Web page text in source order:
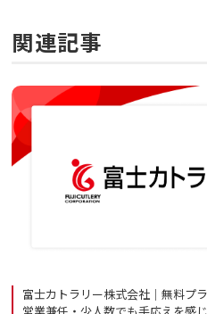
関連記事
富士カトラリー株式会社｜無料プ
営業兼任・少人数でも手応えを感